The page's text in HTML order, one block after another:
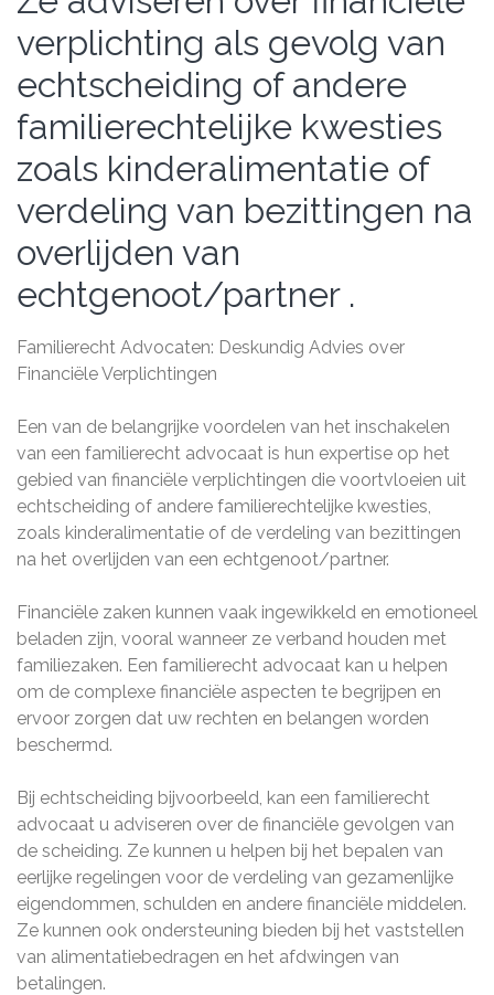
verplichting als gevolg van
echtscheiding of andere
familierechtelijke kwesties
zoals kinderalimentatie of
verdeling van bezittingen na
overlijden van
echtgenoot/partner .
Familierecht Advocaten: Deskundig Advies over
Financiële Verplichtingen
Een van de belangrijke voordelen van het inschakelen
van een familierecht advocaat is hun expertise op het
gebied van financiële verplichtingen die voortvloeien uit
echtscheiding of andere familierechtelijke kwesties,
zoals kinderalimentatie of de verdeling van bezittingen
na het overlijden van een echtgenoot/partner.
Financiële zaken kunnen vaak ingewikkeld en emotioneel
beladen zijn, vooral wanneer ze verband houden met
familiezaken. Een familierecht advocaat kan u helpen
om de complexe financiële aspecten te begrijpen en
ervoor zorgen dat uw rechten en belangen worden
beschermd.
Bij echtscheiding bijvoorbeeld, kan een familierecht
advocaat u adviseren over de financiële gevolgen van
de scheiding. Ze kunnen u helpen bij het bepalen van
eerlijke regelingen voor de verdeling van gezamenlijke
eigendommen, schulden en andere financiële middelen.
Ze kunnen ook ondersteuning bieden bij het vaststellen
van alimentatiebedragen en het afdwingen van
betalingen.